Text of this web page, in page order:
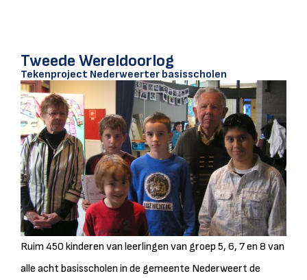
Tweede Wereldoorlog
Tekenproject Nederweerter basisscholen
Ruim 450 kinderen van leerlingen van groep 5, 6, 7 en 8 van
alle acht basisscholen in de gemeente Nederweert de